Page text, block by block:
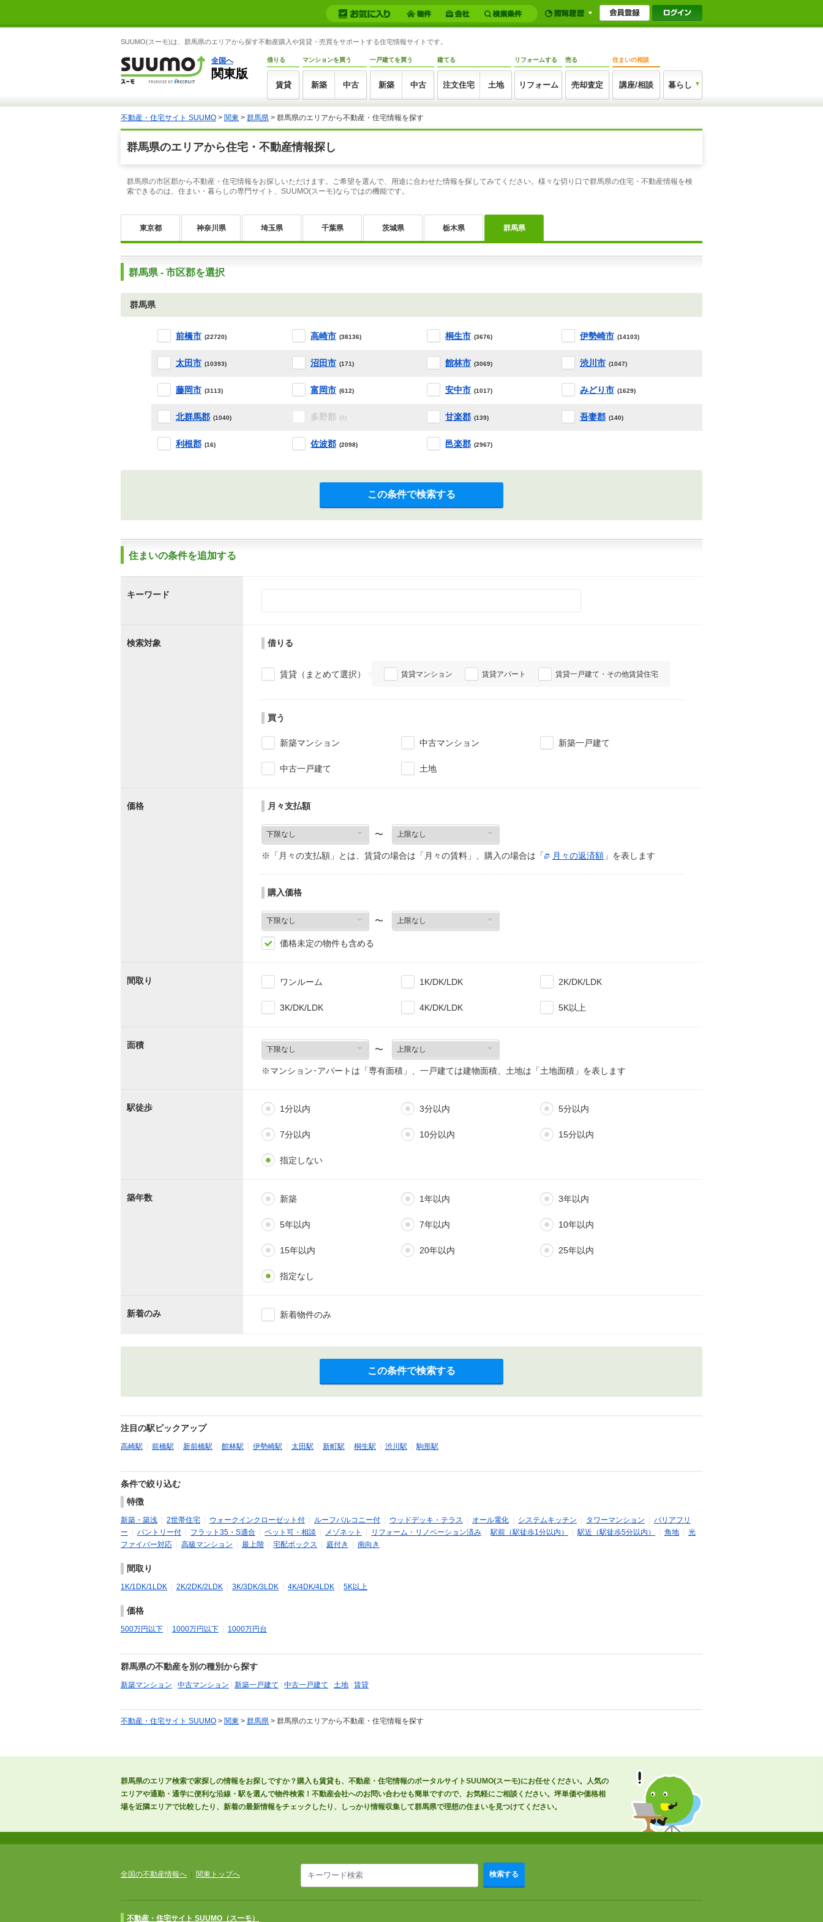
SUUMO(スーモ)は、群馬県のエリアから探す不動産購入や賃貸・売買をサポートする住宅情報サイトです。
全国へ
関東版
借りる
賃貸
マンションを買う
新築 中古
一戸建てを買う
新築 中古
建てる
注文住宅 土地
リフォームする
リフォーム
売る
売却査定
住まいの相談
講座/相談 暮らし
不動産・住宅サイト SUUMO > 関東 > 群馬県 > 群馬県のエリアから不動産・住宅情報を探す
群馬県のエリアから住宅・不動産情報探し
群馬県の市区郡から不動産・住宅情報をお探しいただけます。ご希望を選んで、用途に合わせた情報を探してみてください。様々な切り口で群馬県の住宅・不動産情報を検
索できるのは、住まい・暮らしの専門サイト、SUUMO(スーモ)ならではの機能です。
東京都 神奈川県 埼玉県 千葉県 茨城県 栃木県 群馬県
群馬県 - 市区郡を選択
群馬県
前橋市 (22720) 高崎市 (38136) 桐生市 (3676) 伊勢崎市 (14103)
太田市 (10393) 沼田市 (171) 館林市 (3069) 渋川市 (1047)
藤岡市 (3113) 富岡市 (612) 安中市 (1017) みどり市 (1629)
北群馬郡 (1040) 多野郡 (0) 甘楽郡 (139) 吾妻郡 (140)
利根郡 (16) 佐波郡 (2098) 邑楽郡 (2967)
この条件で検索する
住まいの条件を追加する
キーワード
検索対象 借りる
賃貸（まとめて選択） 賃貸マンション 賃貸アパート 賃貸一戸建て・その他賃貸住宅
買う
新築マンション 中古マンション 新築一戸建て
中古一戸建て 土地
価格 月々支払額
〜
※「月々の支払額」とは、賃貸の場合は「月々の賃料」、購入の場合は「 月々の返済額 」を表します
購入価格
〜
価格未定の物件も含める
間取り ワンルーム 1K/DK/LDK 2K/DK/LDK
3K/DK/LDK 4K/DK/LDK 5K以上
面積 〜
※マンション･アパートは「専有面積」、一戸建ては建物面積、土地は「土地面積」を表します
駅徒歩 1分以内 3分以内 5分以内
7分以内 10分以内 15分以内
指定しない
築年数 新築 1年以内 3年以内
5年以内 7年以内 10年以内
15年以内 20年以内 25年以内
指定なし
新着のみ 新着物件のみ
この条件で検索する
注目の駅ピックアップ
高崎駅 前橋駅 新前橋駅 館林駅 伊勢崎駅 太田駅 新町駅 桐生駅 渋川駅 |駒形駅
条件で絞り込む
特徴
新築・築浅 2世帯住宅 ウォークインクローゼット付 ルーフバルコニー付 ウッドデッキ・テラス オール電化 システムキッチン タワーマンション
バリアフリ
ー
パントリー付 フラット35・S適合 ペット可・相談 メゾネット リフォーム・リノベーション済み |駅前（駅徒歩1分以内） |駅近（駅徒歩5分以内） 角地
光
ファイバー対応
高級マンション 最上階 宅配ボックス 庭付き 南向き
間取り
1K/1DK/1LDK 2K/2DK/2LDK 3K/3DK/3LDK 4K/4DK/4LDK 5K以上
価格
500万円以下 1000万円以下 1000万円台
群馬県の不動産を別の種別から探す
新築マンション 中古マンション 新築一戸建て 中古一戸建て 土地 賃貸
不動産・住宅サイト SUUMO > 関東 > 群馬県 > 群馬県のエリアから不動産・住宅情報を探す
群馬県のエリア検索で家探しの情報をお探しですか？購入も賃貸も、不動産・住宅情報のポータルサイトSUUMO(スーモ)にお任せください。人気の
エリアや通勤・通学に便利な沿線・駅を選んで物件検索！不動産会社へのお問い合わせも簡単ですので、お気軽にご相談ください。坪単価や価格相
場を近隣エリアで比較したり、新着の最新情報をチェックしたり、しっかり情報収集して群馬県で理想の住まいを見つけてください。
全国の不動産情報へ 関東トップへ 検索する
不動産・住宅サイト SUUMO（スーモ）